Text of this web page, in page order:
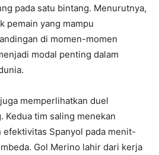
pada satu bintang. Menurutnya,
pemain yang mampu
di momen-momen
modal penting dalam
memperlihatkan duel
Kedua tim saling menekan
efektivitas Spanyol pada menit-
Gol Merino lahir dari kerja